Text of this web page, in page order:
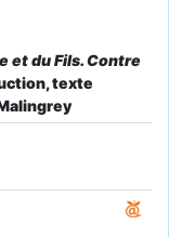
et du Fils. Contre
texte